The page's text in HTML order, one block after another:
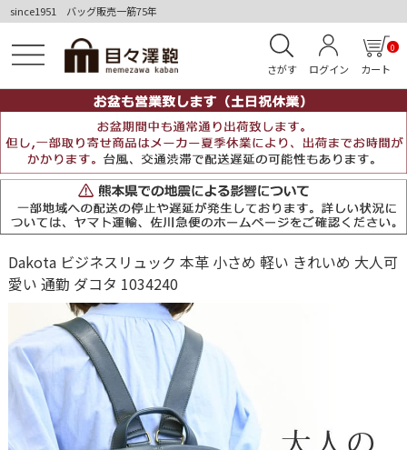
since1951 バッグ販売一筋75年
さがす ログイン カート
0
Dakota ビジネスリュック 本革 小さめ 軽い きれいめ 大人可
愛い 通勤 ダコタ 1034240